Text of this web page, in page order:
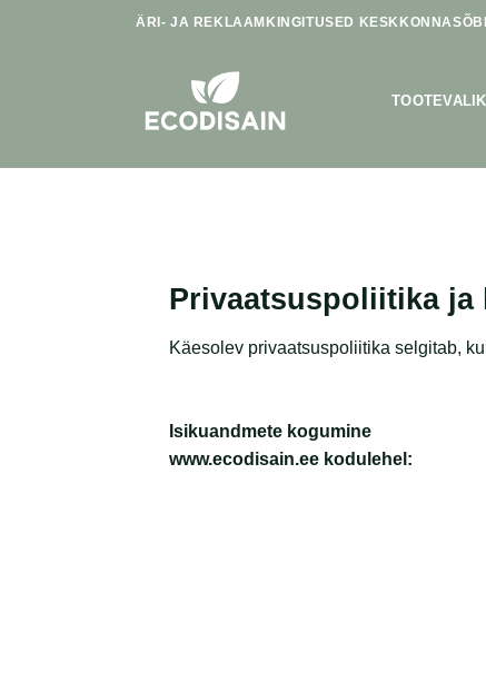
ÄRI- JA REKLAAMKINGITUSED
TOOTEVALIK
Privaatsuspoliitika ja
Käesolev privaatsuspoliitika selgitab,
Isikuandmete kogumine
www.ecodisain.ee kodulehel: